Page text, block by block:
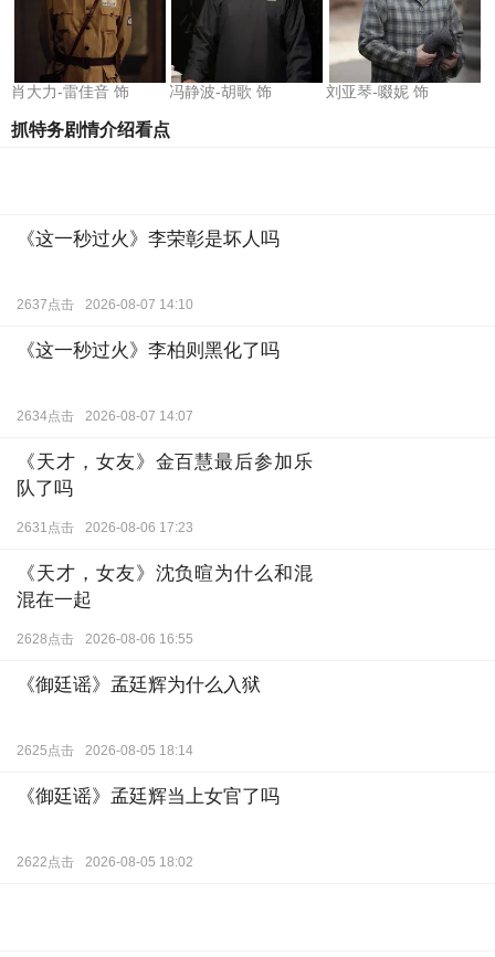
肖大力-雷佳音 饰 冯静波-胡歌 饰 刘亚琴-啜妮 饰
抓特务剧情介绍看点
《这一秒过火》李荣彰是坏人吗
2634点击 2026-08-07 14:07
《天才，女友》金百慧最后参加乐
队了吗
2631点击 2026-08-06 17:23
《御廷谣》孟廷辉为什么入狱
《御廷谣》孟廷辉当上女官了吗